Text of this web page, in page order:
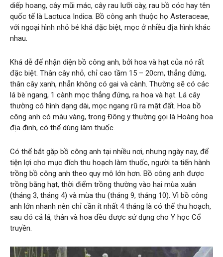
diếp hoang, cây mũi mác, cây rau lưỡi cày, rau bồ cóc hay tên
quốc tế là Lactuca Indica. Bồ công anh thuộc họ Asteraceae,
với ngoại hình nhỏ bé khá đặc biệt, mọc ở nhiều địa hình khác
nhau.
Khá dễ để nhận diện bồ công anh, bởi hoa và hạt của nó rất
đặc biệt. Thân cây nhỏ, chỉ cao tầm 15 – 20cm, thẳng đứng,
thân cây xanh, nhẵn không có gai và cành. Thường sẽ có các
lá bè ngang, 1 cành mọc thẳng đứng, ra hoa và hạt. Lá cây
thường có hình dạng dài, mọc ngang rũ ra mặt đất. Hoa bồ
công anh có màu vàng, trong Đông y thường gọi là Hoàng hoa
địa đinh, có thể dùng làm thuốc.
Có thể bắt gặp bồ công anh tại nhiều nơi, nhưng ngày nay, để
tiện lợi cho mục đích thu hoạch làm thuốc, người ta tiến hành
trồng bồ công anh theo quy mô lớn hơn. Bồ công anh được
trồng bằng hạt, thời điểm trồng thường vào hai mùa xuân
(tháng 3, tháng 4) và mùa thu (tháng 9, tháng 10). Vì bồ công
anh lớn nhanh nên chỉ cần ít nhất 4 tháng là có thể thu hoạch,
sau đó cả lá, thân và hoa đều được sử dụng cho Y học Cổ
truyền.